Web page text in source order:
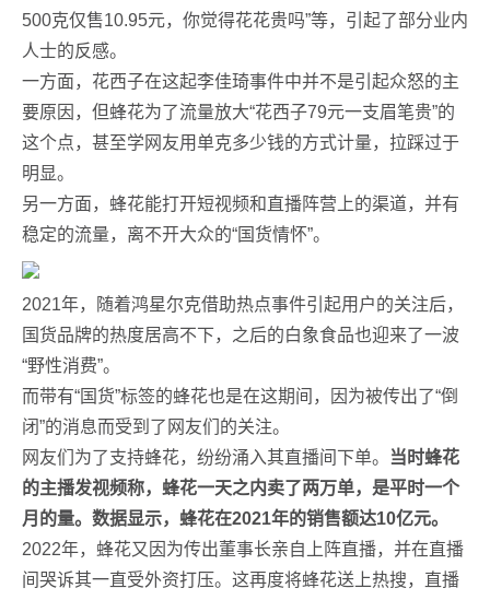
500克仅售10.95元，你觉得花花贵吗”等，引起了部分业内
人士的反感。
一方面，花西子在这起李佳琦事件中并不是引起众怒的主
要原因，但蜂花为了流量放大“花西子79元一支眉笔贵”的
这个点，甚至学网友用单克多少钱的方式计量，拉踩过于
明显。
另一方面，蜂花能打开短视频和直播阵营上的渠道，并有
稳定的流量，离不开大众的“国货情怀”。
2021年，随着鸿星尔克借助热点事件引起用户的关注后，
国货品牌的热度居高不下，之后的白象食品也迎来了一波
“野性消费”。
而带有“国货”标签的蜂花也是在这期间，因为被传出了“倒
闭”的消息而受到了网友们的关注。
网友们为了支持蜂花，纷纷涌入其直播间下单。
当时蜂花
的主播发视频称，蜂花一天之内卖了两万单，是平时一个
月的量。数据显示，蜂花在2021年的销售额达10亿元。
2022年，蜂花又因为传出董事长亲自上阵直播，并在直播
间哭诉其一直受外资打压。这再度将蜂花送上热搜，直播